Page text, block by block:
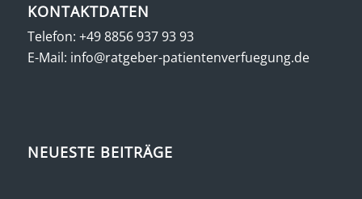
KONTAKTDATEN
Telefon: +49 8856 937 93 93
E-Mail: info@ratgeber-patientenverfuegung.de
NEUESTE BEITRÄGE